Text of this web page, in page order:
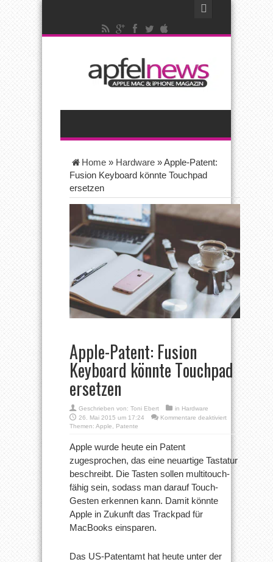
Home » Hardware »Apple-Patent:
Fusion Keyboard könnte Touchpad
ersetzen
Apple-Patent: Fusion
Keyboard könnte Touchpad
ersetzen
Geschrieben von: Toni Ebert in Hardware
26. Mai 2015 um 17:24
Kommentare deaktiviertfür
Patent:
Fusion
Keyboard
könnte
Touchpad
ersetzen
Themen: Apple Patente
Apple wurde heute ein Patent
zugesprochen, das eine neuartige Tastatur
beschreibt. Die Tasten sollen multitouch-
fähig sein, sodass man darauf Touch-
Gesten erkennen kann. Damit könnte
Apple in Zukunft das Trackpad für
MacBooks einsparen.
Das US-Patentamt hat heute unter der